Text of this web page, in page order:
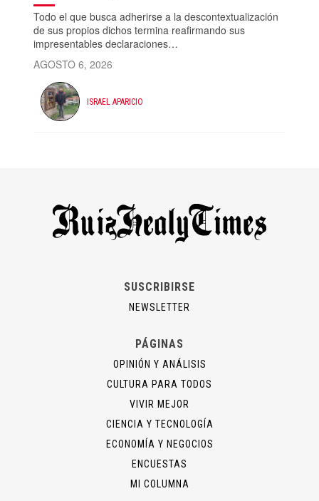
Todo el que busca adherirse a la descontextualización
de sus propios dichos termina reafirmando sus
impresentables declaraciones…
AGOSTO 6, 2026
ISRAEL APARICIO
SUSCRIBIRSE
NEWSLETTER
PÁGINAS
OPINIÓN Y ANÁLISIS
CULTURA PARA TODOS
VIVIR MEJOR
CIENCIA Y TECNOLOGÍA
ECONOMÍA Y NEGOCIOS
ENCUESTAS
MI COLUMNA